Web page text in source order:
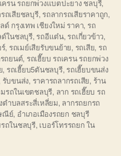
ครน รถยกพ่วงแบตปะยาง ชลบุรี,
ถเสียชลบุรี, รถลากรถเสียราคาถูก,
ด์ กรุงเทพ เชียงใหม่ ราคา, รถ
ด์ในชลบุรี, รถอีแต๋น, รถเกี่ยวข้าว,
, รถเมย์เสียรับขนย้าย, รถเสีย, รถ
ถยนต์, รถเฮี๊ยบ รถเครน รถยกพ่วง
, รถเฮี๊ยบ5ตันชลบุรี, รถเฮี๊ยบขนส่ง
รับขนส่ง, ราคารถลากรถเสีย, ร้าน
รถในเขตชลบุรี, ลาก รถเฮี๊ยบ รถ
ำบลสระสี่เหลี่ยม, ลากรถยกรถ
ณีย์, อำเภอเมืองรถยก ชลบุรี
ถในชลบุรี, เบอร์โทรรถยก ใน